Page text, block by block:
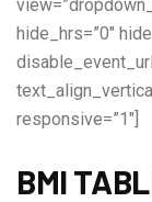
hide_hrs=”0″
responsive=”1″]
BMI